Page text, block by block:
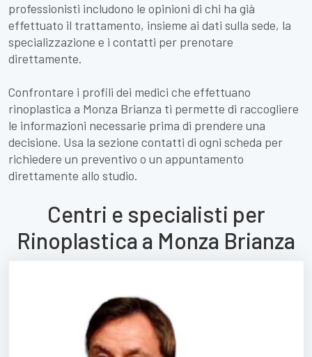
professionisti includono le opinioni di chi ha già
effettuato il trattamento, insieme ai dati sulla sede, la
specializzazione e i contatti per prenotare
direttamente.
Confrontare i profili dei medici che effettuano
rinoplastica a Monza Brianza ti permette di raccogliere
le informazioni necessarie prima di prendere una
decisione. Usa la sezione contatti di ogni scheda per
richiedere un preventivo o un appuntamento
direttamente allo studio.
Centri e specialisti per
Rinoplastica a Monza Brianza